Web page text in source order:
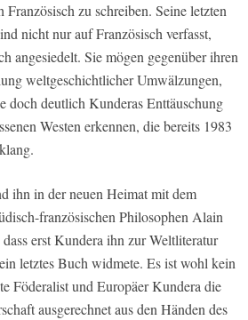
Französisch zu schreiben. Seine letzten
nicht nur auf Französisch verfasst,
angesiedelt. Sie mögen gegenüber ihren
weltgeschichtlicher Umwälzungen,
doch deutlich Kunderas Enttäuschung
Westen erkennen, die bereits 1983
ihn in der neuen Heimat mit dem
französischen Philosophen Alain
erst Kundera ihn zur Weltliteratur
letztes Buch widmete. Es ist wohl kein
Föderalist und Europäer Kundera die
ausgerechnet aus den Händen des